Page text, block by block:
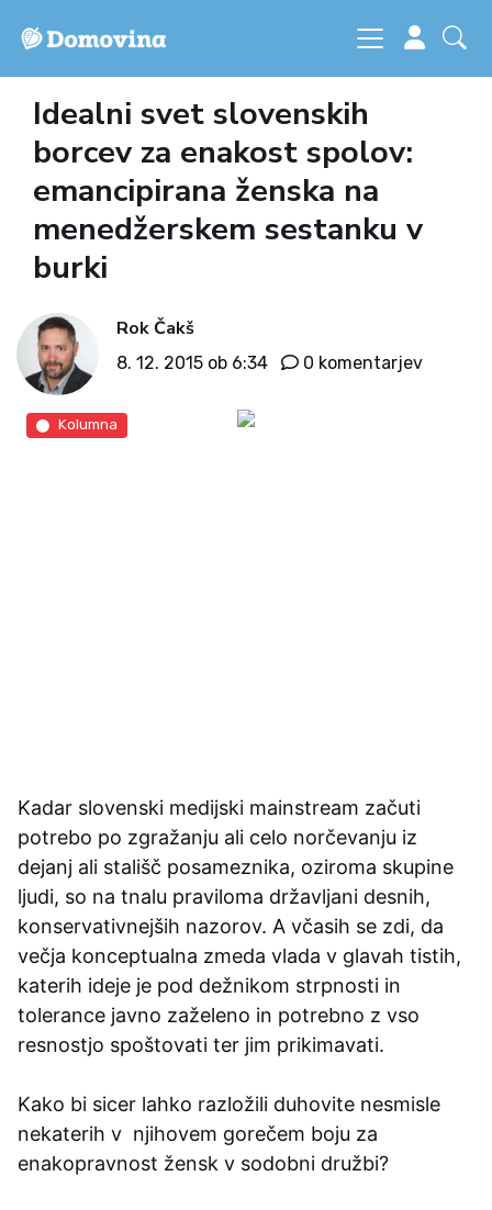
Idealni svet slovenskih
borcev za enakost spolov:
emancipirana ženska na
menedžerskem sestanku v
burki
Rok Čakš
8. 12. 2015 ob 6:34 0 komentarjev
Kolumna
Kadar slovenski medijski mainstream začuti
potrebo po zgražanju ali celo norčevanju iz
dejanj ali stališč posameznika, oziroma skupine
ljudi, so na tnalu praviloma državljani desnih,
konservativnejših nazorov. A včasih se zdi, da
večja konceptualna zmeda vlada v glavah tistih,
katerih ideje je pod dežnikom strpnosti in
tolerance javno zaželeno in potrebno z vso
resnostjo spoštovati ter jim prikimavati.
Kako bi sicer lahko razložili duhovite nesmisle
nekaterih v njihovem gorečem boju za
enakopravnost žensk v sodobni družbi?